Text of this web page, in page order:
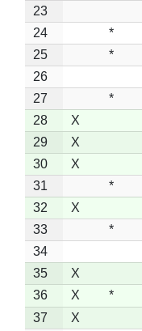
23
24
*
25
*
26
27
*
28
X
29
X
30
X
31
*
32
X
33
*
34
35
X
36
X *
37
X